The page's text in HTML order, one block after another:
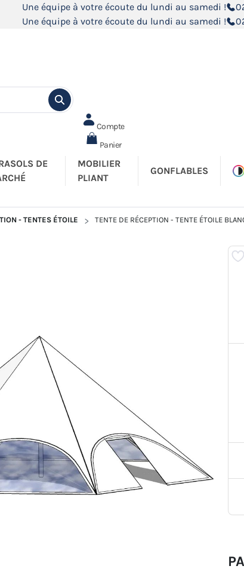
Une équipe à votre écoute du lundi au samedi !
Une équipe à votre écoute du lundi au samedi !
Compte
Panier
DE
MOBILIER
PLIANT
GONFLABLES
- TENTES ÉTOILE TENTE DE RÉCEPTION - TENTE ÉTOILE